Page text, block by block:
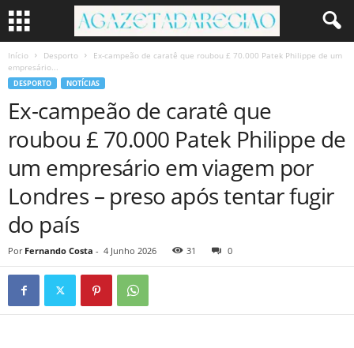
Início Desporto
Ex-campeão de caratê que roubou £ 70.000 Patek Philippe de um
empresário...
DESPORTO NOTÍCIAS
Ex-campeão de caratê que
roubou £ 70.000 Patek Philippe de
um empresário em viagem por
Londres – preso após tentar fugir
do país
Por Fernando Costa - 4 Junho 2026 31 0